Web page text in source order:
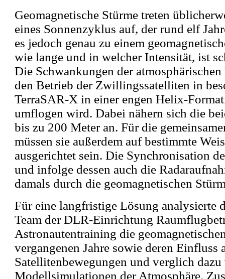
Geomagnetische Stürme treten
eines Sonnenzyklus auf, der rund elf
es jedoch genau zu einem
wie lange und in welcher Intensität, ist
Die Schwankungen der
den Betrieb der Zwillingssatelliten in
TerraSAR-X in einer engen Helix-
umflogen wird. Dabei nähern sich die
bis zu 200 Meter an. Für die
müssen sie außerdem auf bestimmte
ausgerichtet sein. Die Synchronisation
und infolge dessen auch die
damals durch die geomagnetischen
Für eine langfristige Lösung analysierte
Team der DLR-Einrichtung
Astronautentraining die
vergangenen Jahre sowie deren Einfluss
Satellitenbewegungen und verglich dazu
Modellsimulationen der Atmosphäre.